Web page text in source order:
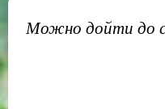
Можно дойти до